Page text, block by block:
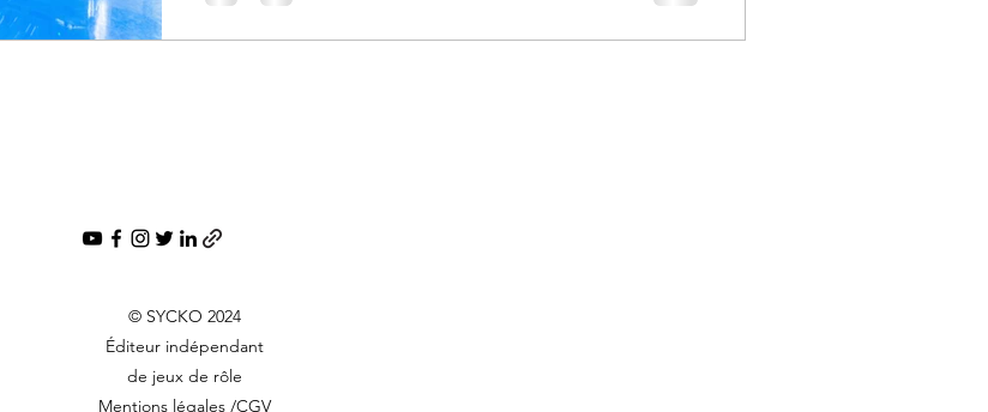
© SYCKO 2024
Éditeur indépendant
de jeux de rôle
Mentions légales /CGV